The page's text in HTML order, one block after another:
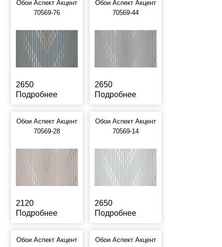
Обои Аспект Акцент
70569-76
2650
Подробнее
Обои Аспект Акцент
70569-44
2650
Подробнее
Обои Аспект Акцент
70569-28
2120
Подробнее
Обои Аспект Акцент
70569-14
2650
Подробнее
Обои Аспект Акцент
Обои Аспект Акцент